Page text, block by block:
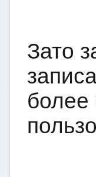
Зато